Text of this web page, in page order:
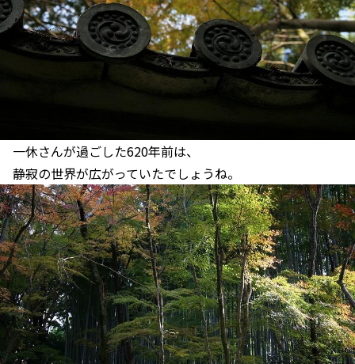
一休さんが過ごした620年前は、
静寂の世界が広がっていたでしょうね。